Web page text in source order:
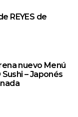
REYES de
nuevo Menú
– Japonés